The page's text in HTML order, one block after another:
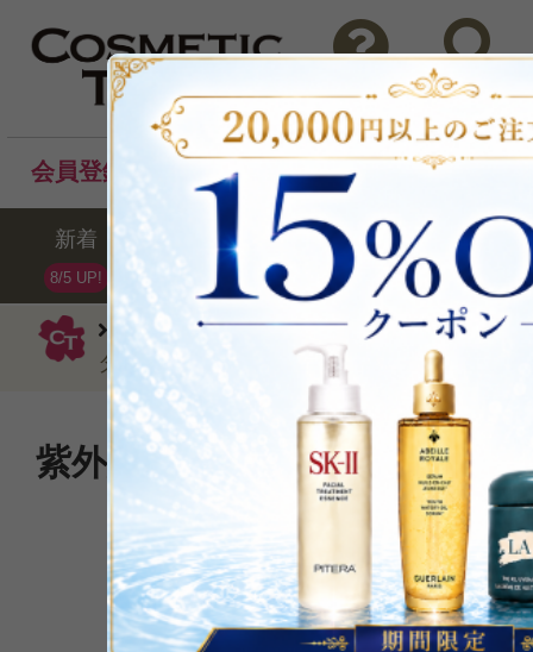
資生堂 日焼け止め（顔用）
ザ パ
ターミニサイズ7ml
問い合わせ 検索
会員登録後のお買い物でポイントプレゼント！
新着
8/5 UP!
セール ランキング ブ
紫外線、環境ダメージからも
テクター
P可